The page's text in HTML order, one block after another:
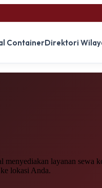
ContainerDirektori
layanan sewa
lokasi Anda.